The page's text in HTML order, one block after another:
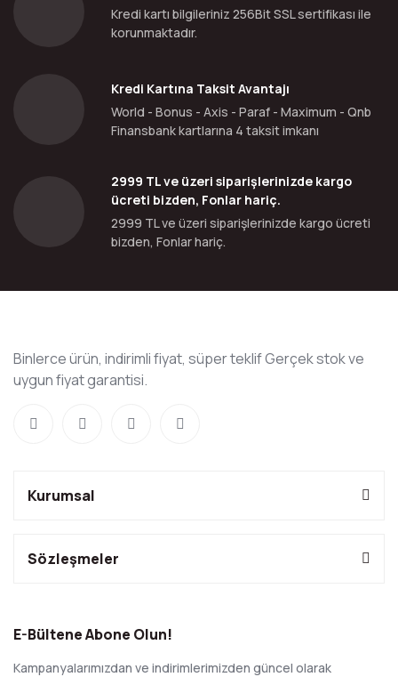
Kredi kartı bilgileriniz 256Bit SSL sertifikası ile
korunmaktadır.
Kredi Kartına Taksit Avantajı
World - Bonus - Axis - Paraf - Maximum - Qnb
Finansbank kartlarına 4 taksit imkanı
2999 TL ve üzeri siparişlerinizde kargo
ücreti bizden, Fonlar hariç.
2999 TL ve üzeri siparişlerinizde kargo ücreti
bizden, Fonlar hariç.
Binlerce ürün, indirimli fiyat, süper teklif Gerçek stok ve
uygun fiyat garantisi.
Kurumsal
Sözleşmeler
E-Bültene Abone Olun!
Kampanyalarımızdan ve indirimlerimizden güncel olarak